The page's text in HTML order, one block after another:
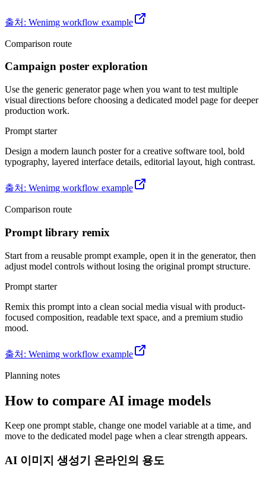
출처 : Wenimg workflow example
Comparison route
Campaign poster exploration
Use the generic generator page when you want to test multiple
visual directions before choosing a dedicated model page for deeper
production work.
Prompt starter
Design a modern launch poster for a creative software tool, bold
typography, layered interface details, editorial layout, high contrast.
출처 : Wenimg workflow example
Comparison route
Prompt library remix
Start from a reusable prompt example, open it in the generator, then
adjust model controls without losing the original prompt structure.
Prompt starter
Remix this prompt into a clean social media visual with product-
focused composition, readable text space, and a premium studio
mood.
출처 : Wenimg workflow example
Planning notes
How to compare AI image models
Keep one prompt stable, change one model variable at a time, and
move to the dedicated model page when a clear strength appears.
AI 이미지 생성기 온라인의 용도